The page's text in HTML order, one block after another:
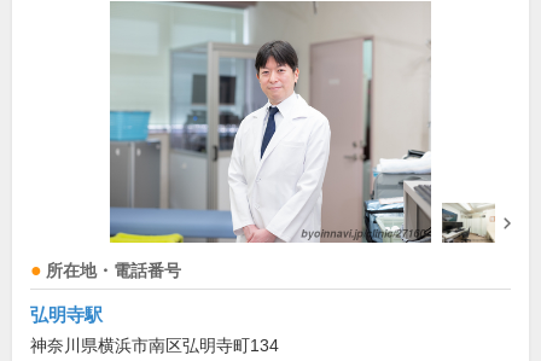
所在地・電話番号
弘明寺駅
神奈川県横浜市南区弘明寺町134